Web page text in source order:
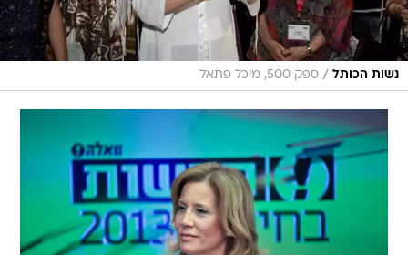
נשות הכותל / ספק 500, מיכל פתאל